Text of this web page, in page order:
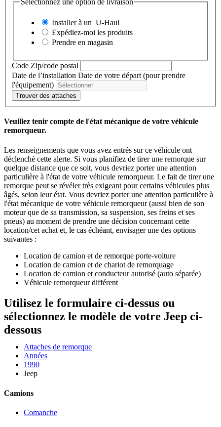
Sélectionnez une option de livraison
Installer à un U-Haul
Expédiez-moi les produits
Prendre en magasin
Code Zip/code postal
Date de l’installation Date de votre départ (pour prendre
l'équipement)
Trouver des attaches
Veuillez tenir compte de l'état mécanique de votre véhicule
remorqueur.
Les renseignements que vous avez entrés sur ce véhicule ont
déclenché cette alerte. Si vous planifiez de tirer une remorque sur
quelque distance que ce soit, vous devriez porter une attention
particulière à l'état de votre véhicule remorqueur. Le fait de tirer une
remorque peut se révéler très exigeant pour certains véhicules plus
âgés, selon leur état. Vous devriez porter une attention particulière à
l'état mécanique de votre véhicule remorqueur (aussi bien de son
moteur que de sa transmission, sa suspension, ses freins et ses
pneus) au moment de prendre une décision concernant cette
location/cet achat et, le cas échéant, envisager une des options
suivantes :
Location de camion et de remorque porte-voiture
Location de camion et de chariot de remorquage
Location de camion et conducteur autorisé (auto séparée)
Véhicule remorqueur différent
Utilisez le formulaire ci-dessus ou
sélectionnez le modèle de votre Jeep ci-
dessous
Attaches de remorque
Années
1990
Jeep
Camions
Comanche